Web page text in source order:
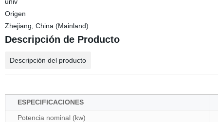
Origen
Zhejiang, China (Mainland)
Descripción de Producto
Descripción del producto
ESPECIFICACIONES
Potencia nominal (kw)